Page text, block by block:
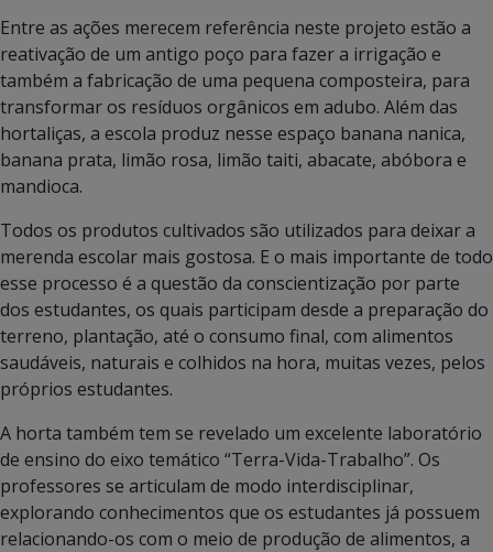
Entre as ações merecem referência neste projeto estão a
reativação de um antigo poço para fazer a irrigação e
também a fabricação de uma pequena composteira, para
transformar os resíduos orgânicos em adubo. Além das
hortaliças, a escola produz nesse espaço banana nanica,
banana prata, limão rosa, limão taiti, abacate, abóbora e
mandioca.
Todos os produtos cultivados são utilizados para deixar a
merenda escolar mais gostosa. E o mais importante de todo
esse processo é a questão da conscientização por parte
dos estudantes, os quais participam desde a preparação do
terreno, plantação, até o consumo final, com alimentos
saudáveis, naturais e colhidos na hora, muitas vezes, pelos
próprios estudantes.
A horta também tem se revelado um excelente laboratório
de ensino do eixo temático “Terra-Vida-Trabalho”. Os
professores se articulam de modo interdisciplinar,
explorando conhecimentos que os estudantes já possuem
relacionando-os com o meio de produção de alimentos, a